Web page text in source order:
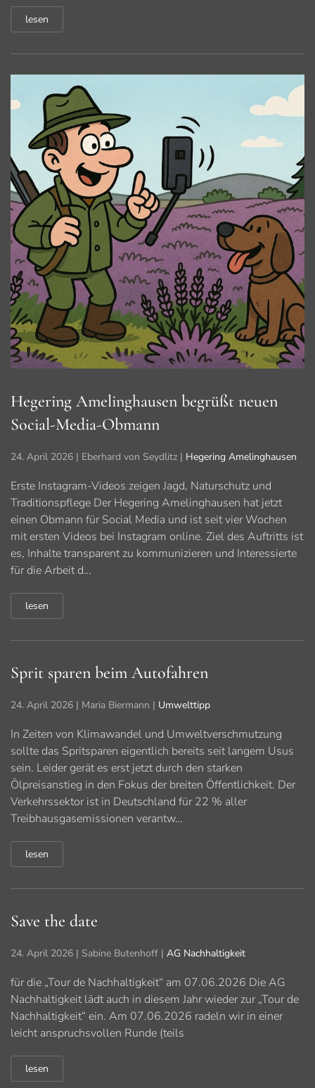
lesen
Hegering Amelinghausen begrüßt neuen
Social-Media-Obmann
24. April 2026 | Eberhard von Seydlitz | Hegering Amelinghausen
Erste Instagram-Videos zeigen Jagd, Naturschutz und
Traditionspflege Der Hegering Amelinghausen hat jetzt
einen Obmann für Social Media und ist seit vier Wochen
mit ersten Videos bei Instagram online. Ziel des Auftritts ist
es, Inhalte transparent zu kommunizieren und Interessierte
für die Arbeit d…
lesen
Sprit sparen beim Autofahren
24. April 2026 | Maria Biermann | Umwelttipp
In Zeiten von Klimawandel und Umweltverschmutzung
sollte das Spritsparen eigentlich bereits seit langem Usus
sein. Leider gerät es erst jetzt durch den starken
Ölpreisanstieg in den Fokus der breiten Öffentlichkeit. Der
Verkehrssektor ist in Deutschland für 22 % aller
Treibhausgasemissionen verantw…
lesen
Save the date
24. April 2026 | Sabine Butenhoff | AG Nachhaltigkeit
für die „Tour de Nachhaltigkeit“ am 07.06.2026 Die AG
Nachhaltigkeit lädt auch in diesem Jahr wieder zur „Tour de
Nachhaltigkeit“ ein. Am 07.06.2026 radeln wir in einer
leicht anspruchsvollen Runde (teils
lesen